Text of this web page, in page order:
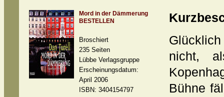
Mord in der Dämmerung
BESTELLEN
Broschiert
235 Seiten
Lübbe Verlagsgruppe
Erscheinungsdatum:
April 2006
ISBN: 3404154797
nicht,
Bühne